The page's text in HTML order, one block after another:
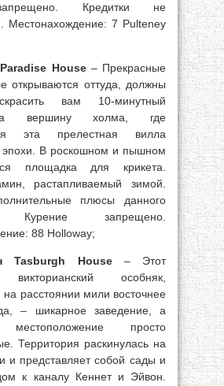
Кредитки не
Местонахождение: 7 Pulteney
House– Прекрасные
открываются оттуда, должны
вам 10-минутный
вершину холма, где
эта прелестная вилла
эпохи. В роскошном и пышном
площадка для крикета.
растапливаемый зимой.
плюсы данного
Курение запрещено.
88 Holloway;
Tasburgh House– Этот
викторианский особняк,
расстоянии мили восточнее
– шикарное заведение, а
просто
Территория раскинулась на
и представляет собой сады и
к каналу Кеннет и Эйвон.